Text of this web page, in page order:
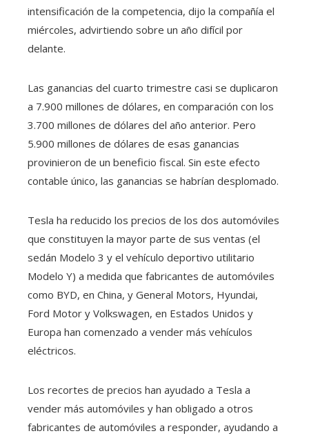
intensificación de la competencia, dijo la compañía el
miércoles, advirtiendo sobre un año difícil por
delante.
Las ganancias del cuarto trimestre casi se duplicaron
a 7.900 millones de dólares, en comparación con los
3.700 millones de dólares del año anterior. Pero
5.900 millones de dólares de esas ganancias
provinieron de un beneficio fiscal. Sin este efecto
contable único, las ganancias se habrían desplomado.
Tesla ha reducido los precios de los dos automóviles
que constituyen la mayor parte de sus ventas (el
sedán Modelo 3 y el vehículo deportivo utilitario
Modelo Y) a medida que fabricantes de automóviles
como BYD, en China, y General Motors, Hyundai,
Ford Motor y Volkswagen, en Estados Unidos y
Europa han comenzado a vender más vehículos
eléctricos.
Los recortes de precios han ayudado a Tesla a
vender más automóviles y han obligado a otros
fabricantes de automóviles a responder, ayudando a